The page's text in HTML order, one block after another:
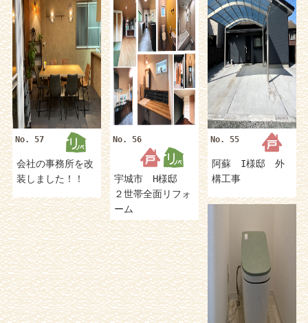
No. 57
会社の事務所を改
装しました！！
No. 56
宇城市 H様邸
２世帯全面リフォ
ーム
No. 55
阿蘇 I様邸 外
構工事